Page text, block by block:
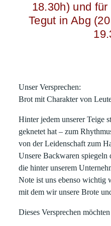
18.30h) und
Tegut in Abg
Unser Versprechen:
Brot mit Charakter von
Hinter jedem unserer Teige
geknetet hat – zum
von der Leidenschaft zum
Unsere Backwaren spiegeln
die hinter unserem
Note ist uns ebenso wichtig
mit dem wir unsere Brote
Dieses Versprechen